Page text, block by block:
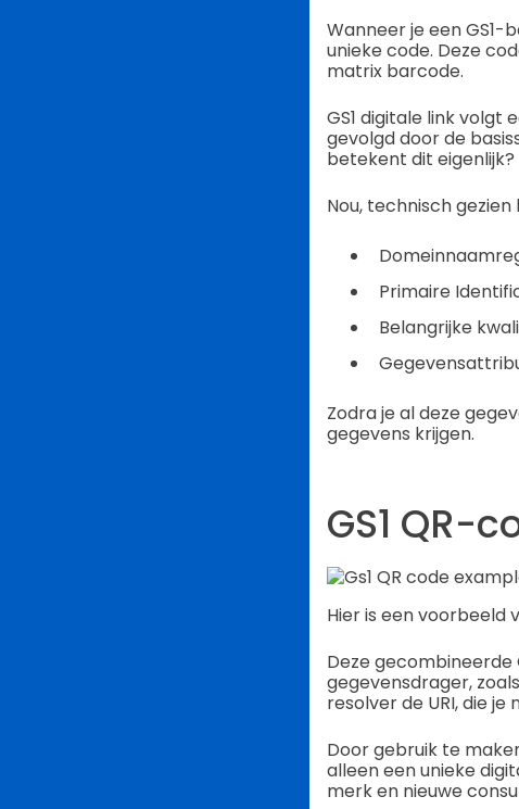
Wanneer je een
unieke code. Deze
matrix barcode.
GS1 digitale link volgt
gevolgd door de
betekent dit eigenlijk?
Nou, technisch
Primaire
Belangrijke
Zodra je al deze
gegevens krijgen.
GS1 QR-
Hier is een voorbeeld
Deze
gegevensdrager,
resolver de URI, die
Door gebruik te
alleen een unieke
merk en nieuwe